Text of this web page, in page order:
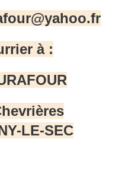
à :
LE-SEC